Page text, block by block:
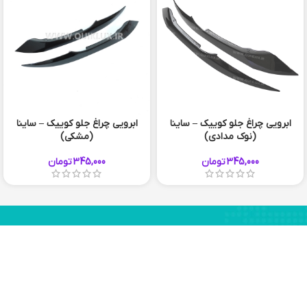
ابرویی چراغ جلو کوییک – ساینا
(نوک مدادی)
345,000تومان
ابرویی چراغ جلو کوییک – ساینا
(مشکی)
345,000تومان